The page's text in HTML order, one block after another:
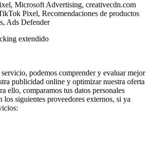
Microsoft Advertising, creativecdn.com
Pixel, Recomendaciones de productos
Ads Defender
extendido
servicio, podemos comprender y evaluar mejor
publicidad online y optimizar nuestra oferta
ello, comparamos tus datos personales
los siguientes proveedores externos, si ya